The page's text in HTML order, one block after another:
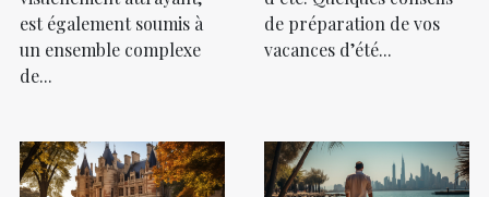
est également soumis à
un ensemble complexe
de...
de préparation de vos
vacances d’été...